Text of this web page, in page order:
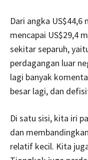
Dari angka
mencapai US$29,4
sekitar separuh,
perdagangan luar
lagi banyak
besar lagi, dan
Di satu sisi, kita iri
dan
relatif kecil. Kita